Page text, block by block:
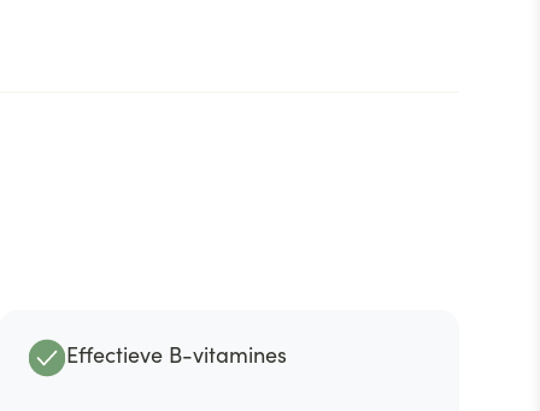
Effectieve B-vitamines